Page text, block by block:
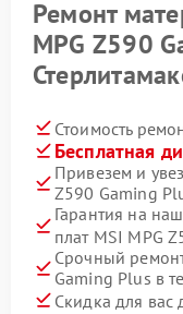
Ремонт
MPG Z590
Стоимость
Бесплатная
Привезем и
Z590 Gaming
Гарантия на
плат MSI MPG
Срочный
Gaming Plus в
Скидка для вас